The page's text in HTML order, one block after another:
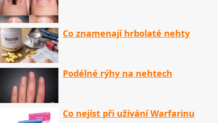
Co znamenají hrbolaté nehty
Podélné rýhy na nehtech
Co nejíst při užívání Warfarinu